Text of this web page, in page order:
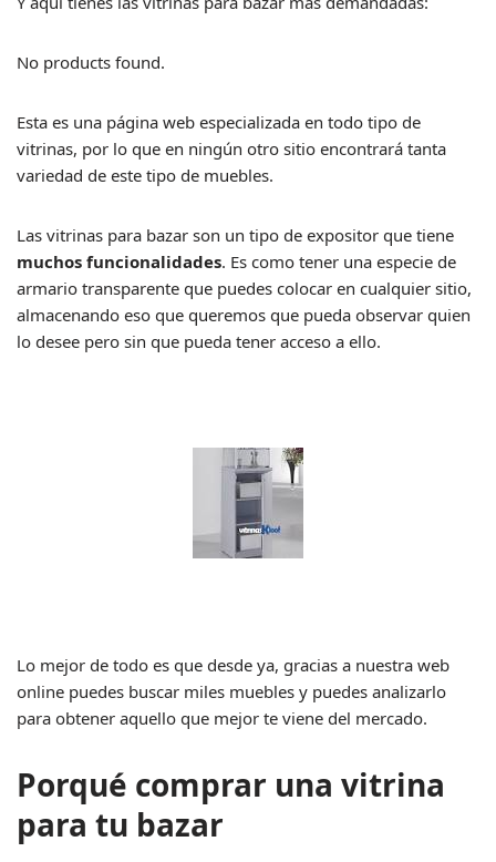
No products found.
Esta es una página web especializada en todo tipo de
vitrinas, por lo que en ningún otro sitio encontrará tanta
variedad de este tipo de muebles.
Las vitrinas para bazar son un tipo de expositor que tiene
muchos funcionalidades. Es como tener una especie de
armario transparente que puedes colocar en cualquier sitio,
almacenando eso que queremos que pueda observar quien
lo desee pero sin que pueda tener acceso a ello.
Lo mejor de todo es que desde ya, gracias a nuestra web
online puedes buscar miles muebles y puedes analizarlo
para obtener aquello que mejor te viene del mercado.
Porqué comprar una vitrina
para tu bazar